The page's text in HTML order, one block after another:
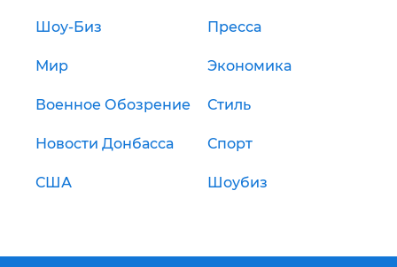
Шоу-Биз Пресса
Мир Экономика
Военное Обозрение Стиль
Новости Донбасса Спорт
США Шоубиз